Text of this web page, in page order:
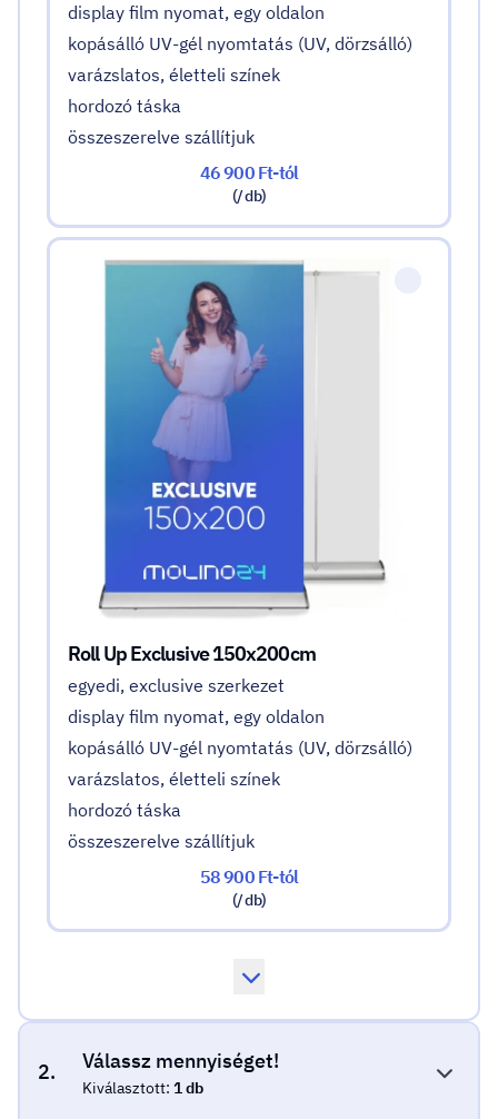
display film nyomat, egy oldalon
kopásálló UV-gél nyomtatás (UV, dörzsálló)
varázslatos, életteli színek
hordozó táska
összeszerelve szállítjuk
46 900 Ft-tól
(/ db)
Roll Up Exclusive 150x200cm
egyedi, exclusive szerkezet
display film nyomat, egy oldalon
kopásálló UV-gél nyomtatás (UV, dörzsálló)
varázslatos, életteli színek
hordozó táska
összeszerelve szállítjuk
58 900 Ft-tól
(/ db)
2. Válassz mennyiséget!
Kiválasztott: 1 db